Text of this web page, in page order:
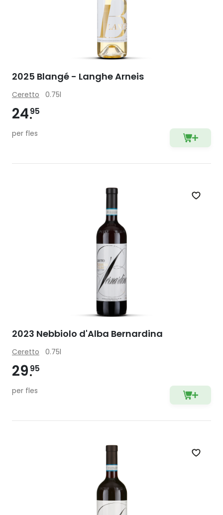
2025 Blangé - Langhe Arneis
Ceretto 0.75l
2495
per fles
Zet
2023 Nebbiolo d'Alba Bernardina
Ceretto 0.75l
29 95
per fles
Zet